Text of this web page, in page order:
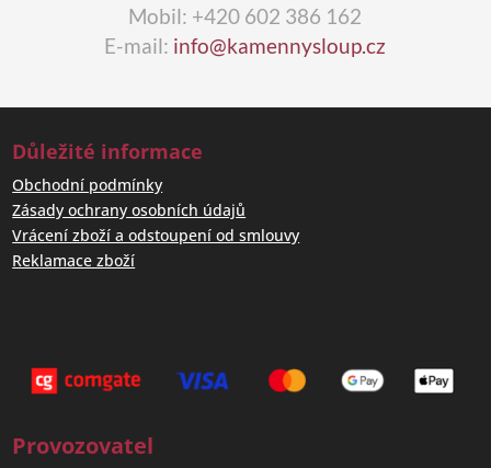
Mobil: +420 602 386 162
E-mail: info@kamennysloup.cz
Důležité informace
Obchodní podmínky
Zásady ochrany osobních údajů
Vrácení zboží a odstoupení od smlouvy
Reklamace zboží
Provozovatel